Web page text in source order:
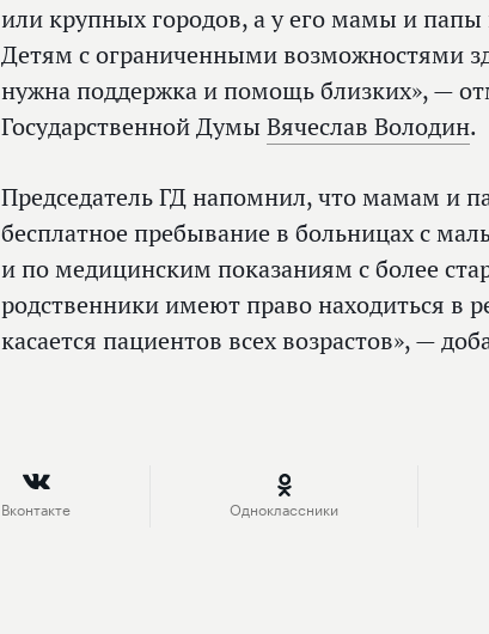
или крупных городов, а у его мамы и
Детям с ограниченными возможностями
нужна поддержка и помощь близких», —
Государственной Думы Вячеслав Володин.
Председатель ГД напомнил, что мамам и
бесплатное пребывание в больницах с
и по медицинским показаниям с более
родственники имеют право находиться в
касается пациентов всех возрастов», —
Вконтакте Одноклассники